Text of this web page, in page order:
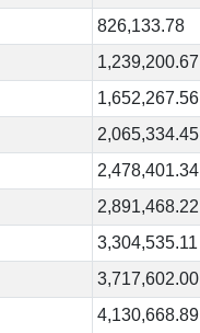
826,133.78
1,239,200.67
1,652,267.56
2,065,334.45
2,478,401.34
2,891,468.22
3,304,535.11
3,717,602.00
4,130,668.89